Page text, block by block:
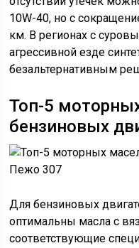
10W-40, но с
км. В регионах с
агрессивной езде
безальтернативным
Топ-5
бензиновых
Для бензиновых
оптимальны масла с
соответствующие